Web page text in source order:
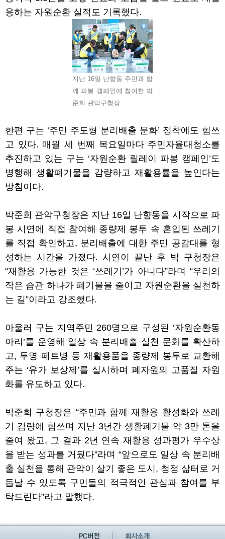
용하는 자원순환 실적도 기록했다.
지난 16일 난향동 주민과 함
께 파봉 캠페인에 참여한 박
준희 관악구청장
한편 구는 ‘주민 주도형 분리배출 문화’ 정착에도 힘쓰
고 있다. 매월 세 번째 목요일마다 주민자율대청소를
추진하고 있는 구는 ‘자원순환 릴레이 파봉 캠페인’도
병행해 생활폐기물을 감량하고 재활용률을 높인다는
방침이다.
박준희 관악구청장은 지난 16일 난향동을 시작으로 파
봉 시연에 직접 참여해 종량제 봉투 속 혼입된 쓰레기
를 직접 확인하고, 분리배출에 대한 주민 공감대를 형
성하는 시간을 가졌다. 시연이 끝난 후 박 구청장은
“재활용 가능한 것은 ‘쓰레기 ’가 아니다”라며“우리의
작은 습관 하나가 폐기물을 줄이고 자원순환을 실천하
는 길”이라고 강조했다.
아울러 구는 지역주민260명으로 구성된 ‘자원순환동
아리 ’를 운영해 일상 속 분리배출 실천 문화를 확산하
고, 투명 페트병 등 재활용품을 종량제 봉투로 교환해
주는 ‘유가 보상제 ’를 실시하며 폐자원의 고품질 자원
화를 유도하고 있다.
박준희 구청장은 “주민과 함께 재활용 활성화와 쓰레
기 감량에 힘쓰며 지난 3년간 생활폐기물 약 3만 톤을
줄여 왔고, 그 결과 2년 연속 재활용 성과평가 우수상
을 받는 성과를 거뒀다”라며 “앞으로도 일상 속 분리배
출 실천을 통해 관악이 살기 좋은 도시 , 청정 삶터로 거
듭날 수 있도록 구민들의 적극적인 관심과 참여를 부
탁드린다”라고 말했다.